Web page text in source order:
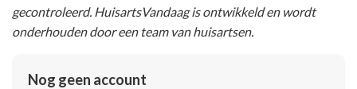
gecontroleerd. HuisartsVandaag is ontwikkeld en wordt
onderhouden door een team van huisartsen.
Nog geen account